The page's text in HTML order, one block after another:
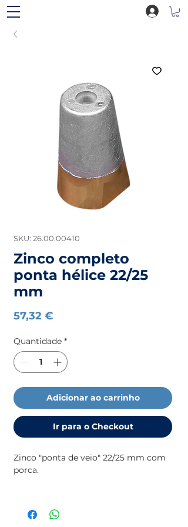
SKU: 26.00.00410
Zinco completo
ponta hélice 22/25
mm
57,32 €
Quantidade *
Adicionar ao carrinho
Ir para o Checkout
Zinco "ponta de veio" 22/25 mm com
porca.
(medidas, motores, etc), consulte
catálogo da